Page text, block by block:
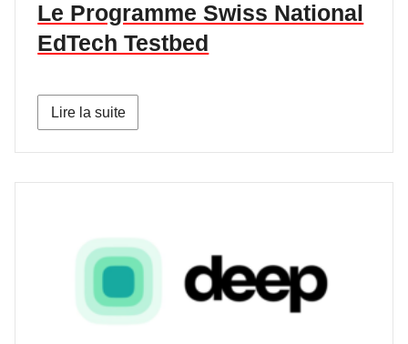
Le Programme Swiss National
EdTech Testbed
Lire la suite